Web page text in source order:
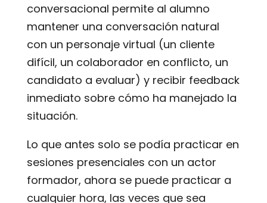
conversacional permite al alumno
mantener una conversación natural
con un personaje virtual (un cliente
difícil, un colaborador en conflicto, un
candidato a evaluar) y recibir feedback
inmediato sobre cómo ha manejado la
situación.
Lo que antes solo se podía practicar en
sesiones presenciales con un actor
formador, ahora se puede practicar a
cualquier hora, las veces que sea